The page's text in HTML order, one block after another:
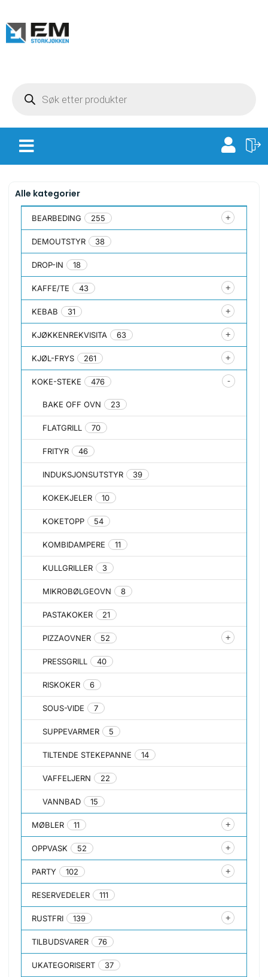
Alle kategorier
BEARBEDING 255
DEMOUTSTYR 38
DROP-IN 18
KAFFE/TE 43
KEBAB 31
KJØKKENREKVISITA 63
KJØL-FRYS 261
KOKE-STEKE 476
BAKE OFF OVN 23
FLATGRILL 70
FRITYR 46
INDUKSJONSUTSTYR 39
KOKEKJELER 10
KOKETOPP 54
KOMBIDAMPERE 11
KULLGRILLER 3
MIKROBØLGEOVN 8
PASTAKOKER 21
PIZZAOVNER 52
PRESSGRILL 40
RISKOKER 6
SOUS-VIDE 7
SUPPEVARMER 5
TILTENDE STEKEPANNE 14
VAFFELJERN 22
VANNBAD 15
MØBLER 11
OPPVASK 52
PARTY 102
RESERVEDELER 111
RUSTFRI 139
TILBUDSVARER 76
UKATEGORISERT 37